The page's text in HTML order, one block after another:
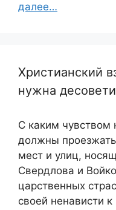
далее…
Христианский
нужна
С каким чувством
должны
мест и улиц,
Свердлова и
царственных
своей ненависти